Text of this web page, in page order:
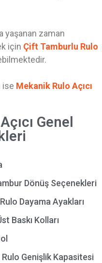
yaşanan zaman
için Çift Tamburlu Rulo
ise Mekanik Rulo Açıcı
Genel
Dönüş Seçenekleri
Dayama Ayakları
Baskı Kolları
Genişlik Kapasitesi